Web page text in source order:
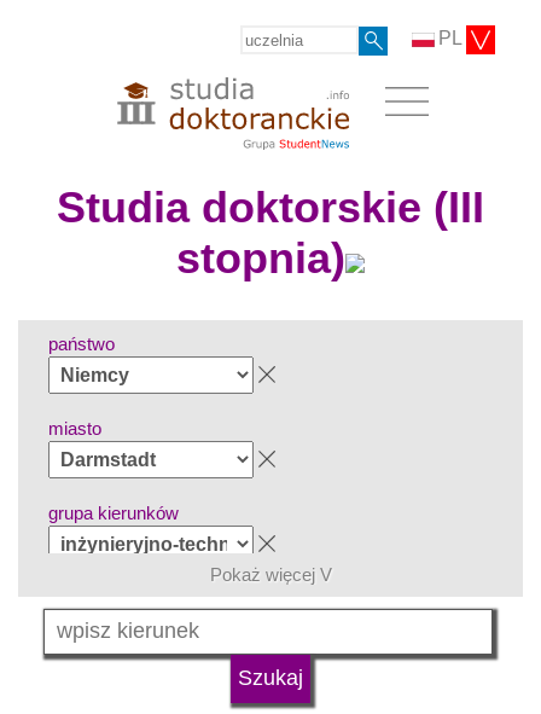
PL
Studia doktorskie (III
stopnia)
państwo
miasto
grupa kierunków
język
Pokaż więcej V